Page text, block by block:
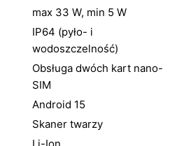
max 33 W, min 5 W
IP64 (pyło- i
wodoszczelność)
Obsługa dwóch kart nano-
SIM
Android 15
Skaner twarzy